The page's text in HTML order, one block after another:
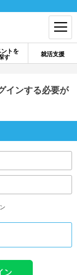
ントを
す
就活支援
イン
インする必要が